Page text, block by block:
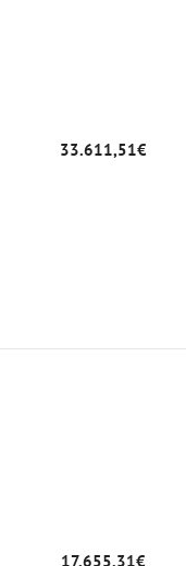
33.611,51€
17.655,31€